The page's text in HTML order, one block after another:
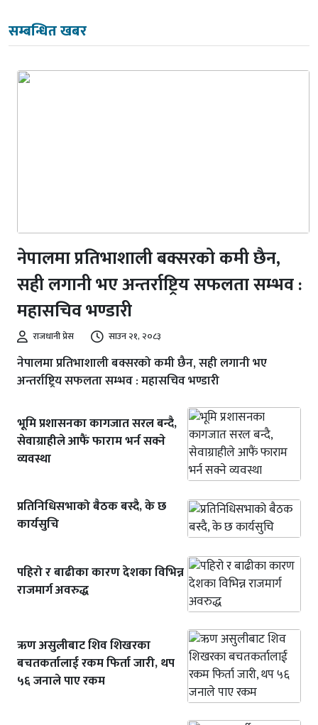
सम्बन्धित खबर
नेपालमा प्रतिभाशाली बक्सरको कमी छैन,
सही लगानी भए अन्तर्राष्ट्रिय सफलता सम्भव :
महासचिव भण्डारी
राजधानी प्रेस साउन २१, २०८३
नेपालमा प्रतिभाशाली बक्सरको कमी छैन, सही लगानी भए
अन्तर्राष्ट्रिय सफलता सम्भव : महासचिव भण्डारी
भूमि प्रशासनका कागजात सरल बन्दै,
सेवाग्राहीले आफैं फाराम भर्न सक्ने
व्यवस्था
प्रतिनिधिसभाको बैठक बस्दै, के छ
कार्यसुचि
पहिरो र बाढीका कारण देशका विभिन्न
राजमार्ग अवरुद्ध
ऋण असुलीबाट शिव शिखरका
बचतकर्तालाई रकम फिर्ता जारी, थप
५६ जनाले पाए रकम